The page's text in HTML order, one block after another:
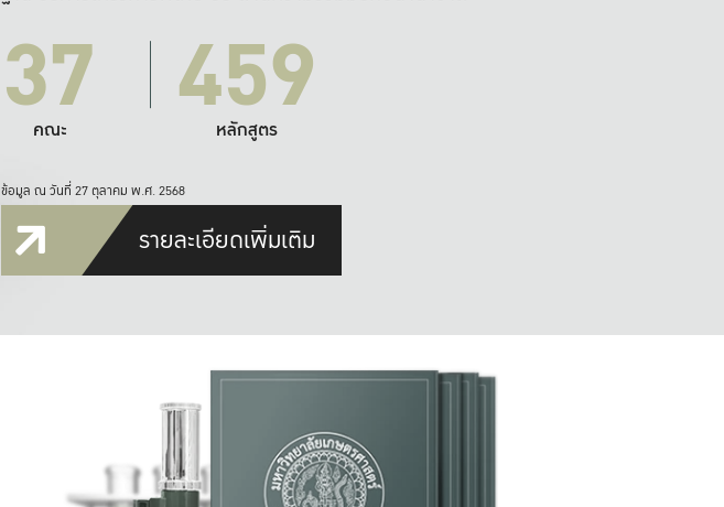
37
คณะ 459
หลักสูตร
ข้อมูล ณ วันที่ 27 ตุลาคม พ.ศ. 2568
รายละเอียดเพิ่มเติม